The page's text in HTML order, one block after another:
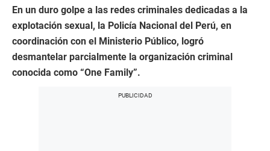
En un duro golpe a las redes criminales dedicadas a la
explotación sexual, la Policía Nacional del Perú, en
coordinación con el Ministerio Público, logró
desmantelar parcialmente la organización criminal
conocida como “One Family”.